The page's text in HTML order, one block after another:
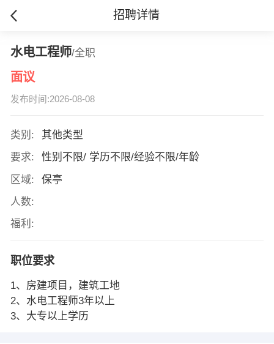
招聘详情
水电工程师/全职
面议
发布时间:2026-08-08
类别:
其他类型
要求:
性别不限/ 学历不限/经验不限/年龄
区域:
保亭
人数:
福利:
职位要求
1、房建项目，建筑工地
2、水电工程师3年以上
3、大专以上学历